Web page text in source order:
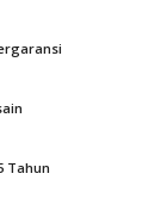
Tahun